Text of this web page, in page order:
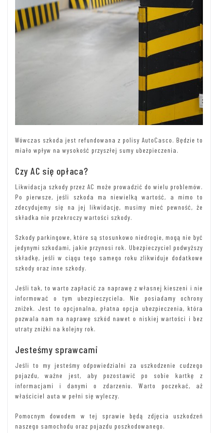
Wówczas szkoda jest refundowana z polisy AutoCasco. Będzie to
miało wpływ na wysokość przyszłej sumy ubezpieczenia.
Czy AC się opłaca?
Likwidacja szkody przez AC może prowadzić do wielu problemów.
Po pierwsze, jeśli szkoda ma niewielką wartość, a mimo to
zdecydujemy się na jej likwidację, musimy mieć pewność, że
składka nie przekroczy wartości szkody.
Szkody parkingowe, które są stosunkowo niedrogie, mogą nie być
jedynymi szkodami, jakie przynosi rok. Ubezpieczyciel podwyższy
składkę, jeśli w ciągu tego samego roku zlikwiduje dodatkowe
szkody oraz inne szkody.
Jeśli tak, to warto zapłacić za naprawę z własnej kieszeni i nie
informować o tym ubezpieczyciela. Nie posiadamy ochrony
zniżek. Jest to opcjonalna, płatna opcja ubezpieczenia, która
pozwala nam na naprawę szkód nawet o niskiej wartości i bez
utraty zniżki na kolejny rok.
Jesteśmy sprawcami
Jeśli to my jesteśmy odpowiedzialni za uszkodzenie cudzego
pojazdu, ważne jest, aby pozostawić po sobie kartkę z
informacjami i danymi o zdarzeniu. Warto poczekać, aż
właściciel auta w pełni się wyleczy.
Pomocnym dowodem w tej sprawie będą zdjęcia uszkodzeń
naszego samochodu oraz pojazdu poszkodowanego.